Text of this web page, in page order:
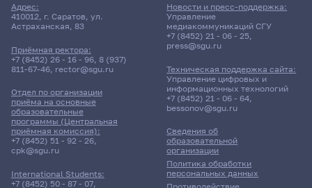
Адрес:
410012, г. Саратов, ул.
Астраханская, 83
Приёмная ректора:
+7 (8452) 26 - 16 - 96, 8 (937)
811-67-46, rector@sgu.ru
Отдел по организации
приёма на основные
образовательные
программы (Центральная
приёмная комиссия):
+7 (8452) 51 - 92 - 26,
cpk@sgu.ru
International Students:
+7 (8452) 50 - 87 - 07,
Сведения об
образовательной
организации
Политика обработки
персональных данных
Новости и пресс-поддержка:
Управление
медиакоммуникаций СГУ
+7 (8452) 21 - 06 - 25,
press@sgu.ru
Техническая поддержка сайта:
Управление цифровых и
информационных технологий
+7 (8452) 21 - 06 - 64,
bessonov@sgu.ru